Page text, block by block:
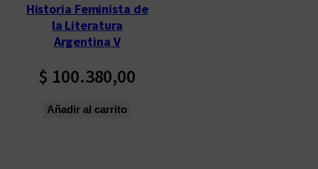
Historia Feminista de
la Literatura
Argentina V
$ 100.380,00
Añadir al carrito